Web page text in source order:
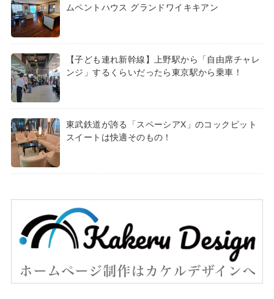
ムペントハウス グランドワイキキアン
【子ども連れ新幹線】上野駅から「自由席チャレ
ンジ」するくらいだったら東京駅から乗車！
東武鉄道が誇る「スペーシアX」のコックピット
スイートは快適そのもの！